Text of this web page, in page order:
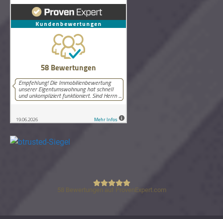
Lutz Schneider Immobilienbewertung
58 Bewertungen auf ProvenExpert.com